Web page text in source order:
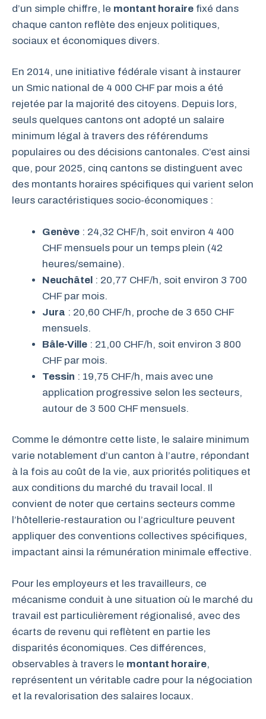
d’un simple chiffre, le montant horaire fixé dans
chaque canton reflète des enjeux politiques,
sociaux et économiques divers.
En 2014, une initiative fédérale visant à instaurer
un Smic national de 4 000 CHF par mois a été
rejetée par la majorité des citoyens. Depuis lors,
seuls quelques cantons ont adopté un salaire
minimum légal à travers des référendums
populaires ou des décisions cantonales. C’est ainsi
que, pour 2025, cinq cantons se distinguent avec
des montants horaires spécifiques qui varient selon
leurs caractéristiques socio-économiques :
Genève : 24,32 CHF/h, soit environ 4 400
CHF mensuels pour un temps plein (42
heures/semaine).
Neuchâtel : 20,77 CHF/h, soit environ 3 700
CHF par mois.
Jura : 20,60 CHF/h, proche de 3 650 CHF
mensuels.
Bâle-Ville : 21,00 CHF/h, soit environ 3 800
CHF par mois.
Tessin : 19,75 CHF/h, mais avec une
application progressive selon les secteurs,
autour de 3 500 CHF mensuels.
Comme le démontre cette liste, le salaire minimum
varie notablement d’un canton à l’autre, répondant
à la fois au coût de la vie, aux priorités politiques et
aux conditions du marché du travail local. Il
convient de noter que certains secteurs comme
l’hôtellerie-restauration ou l’agriculture peuvent
appliquer des conventions collectives spécifiques,
impactant ainsi la rémunération minimale effective.
Pour les employeurs et les travailleurs, ce
mécanisme conduit à une situation où le marché du
travail est particulièrement régionalisé, avec des
écarts de revenu qui reflètent en partie les
disparités économiques. Ces différences,
observables à travers le montant horaire,
représentent un véritable cadre pour la négociation
et la revalorisation des salaires locaux.